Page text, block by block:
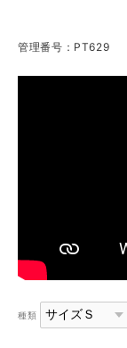
管理番号：PT629
種類